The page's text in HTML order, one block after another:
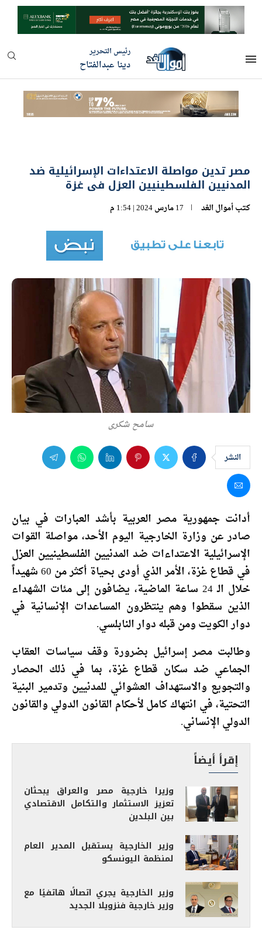
رئيس التحرير
دينا عبدالفتاح
مصر تدين مواصلة الاعتداءات الإسرائيلية ضد
المدنيين الفلسطينيين العزل فى غزة
كتبأموال الغد 17 مارس 2024 | 1:54 م
سامح شكري
النشر
أدانت جمهورية مصر العربية بأشد العبارات في بيان
صادر عن وزارة الخارجية اليوم الأحد، مواصلة القوات
الإسرائيلية الاعتداءات ضد المدنيين الفلسطينيين العزل
في قطاع غزة، الأمر الذي أودى بحياة أكثر من 60 شهيداً
خلال الـ 24 ساعة الماضية، يضافون إلى مئات الشهداء
الذين سقطوا وهم ينتظرون المساعدات الإنسانية في
دوار الكويت ومن قبله دوار النابلسي.
وطالبت مصر إسرائيل بضرورة وقف سياسات العقاب
الجماعي ضد سكان قطاع غزة، بما في ذلك الحصار
والتجويع والاستهداف العشوائي للمدنيين وتدمير البنية
التحتية، في انتهاك كامل لأحكام القانون الدولي والقانون
الدولي الإنساني.
إقرأ أيضاً
وزيرا خارجية مصر والعراق يبحثان
تعزيز الاستثمار والتكامل الاقتصادي
بين البلدين
وزير الخارجية يستقبل المدير العام
لمنظمة اليونسكو
وزير الخارجية يجري اتصالًا هاتفيًا مع
وزير خارجية فنزويلا الجديد